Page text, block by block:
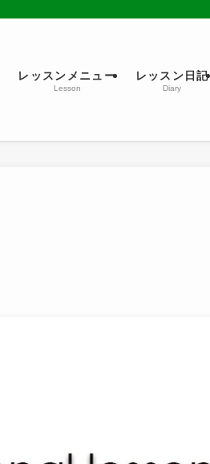
レッスンメニュー
Lesson
レッスン日記
Diary